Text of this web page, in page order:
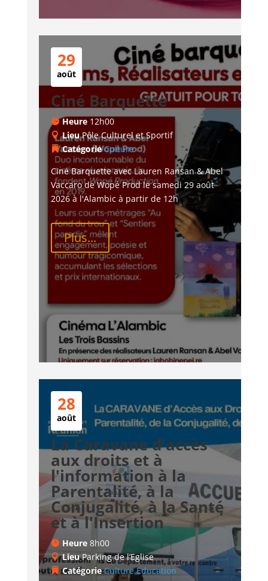
29
août
Ciné Barquette
Heure 12h00
LieuPôle Culturel et Sportif
CatégorieCulture
Ciné Barquette avec Lauren Ransan & Abel
Vaccaro de Wopé Prod le samedi 29 août
2026 à l'Alambic à partir de 12h
Plus...
28
août
La Caravane d'accès
aux droits et à
l'information à la
Parentalité, à la
Conjugalité, à la Santé
et à l'Insertion
Heure 8h00
LieuParking de l’Eglise
CatégorieCulture Education